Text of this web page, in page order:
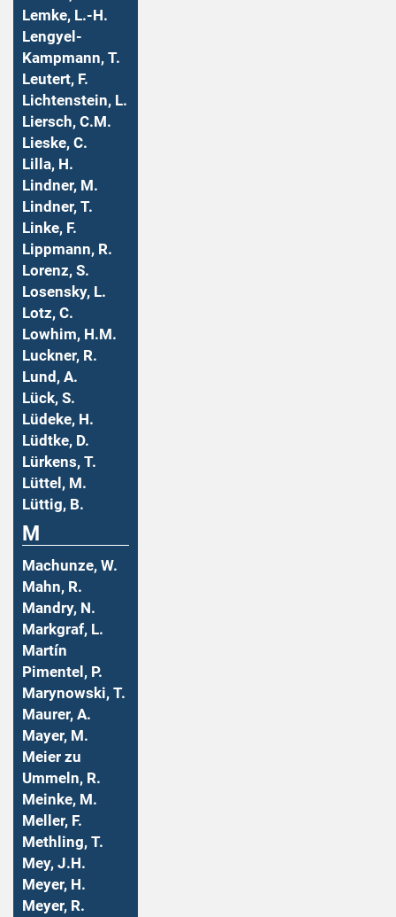
Lemke, L.-H.
Lengyel-
Kampmann, T.
Leutert, F.
Lichtenstein, L.
Liersch, C.M.
Lieske, C.
Lilla, H.
Lindner, M.
Lindner, T.
Linke, F.
Lippmann, R.
Lorenz, S.
Losensky, L.
Lotz, C.
Lowhim, H.M.
Luckner, R.
Lund, A.
Lück, S.
Lüdeke, H.
Lüdtke, D.
Lürkens, T.
Lüttel, M.
Lüttig, B.
M
Machunze, W.
Mahn, R.
Mandry, N.
Markgraf, L.
Martín
Pimentel, P.
Marynowski, T.
Maurer, A.
Mayer, M.
Meier zu
Ummeln, R.
Meinke, M.
Meller, F.
Methling, T.
Mey, J.H.
Meyer, H.
Meyer, R.